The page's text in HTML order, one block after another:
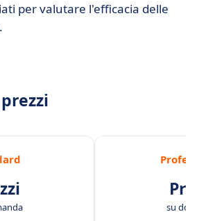
per valutare l'efficacia delle
su